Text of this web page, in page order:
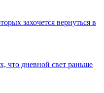
захочется вернуться в
что дневной свет раньше